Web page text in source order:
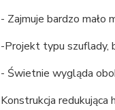
- Zajmuje bardzo mało
-Projekt typu szuflady,
- Świetnie wygląda
Konstrukcja redukująca